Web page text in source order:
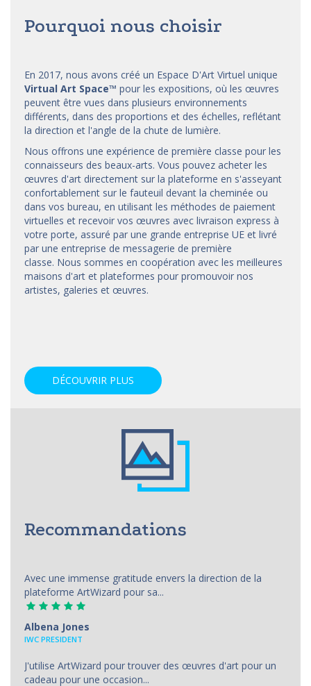
Pourquoi nous choisir
En 2017, nous avons créé un Espace D'Art Virtuel unique
Virtual Art Space™ pour les expositions, où les œuvres
peuvent être vues dans plusieurs environnements
différents, dans des proportions et des échelles, reflétant
la direction et l'angle de la chute de lumière.
Nous offrons une expérience de première classe pour les
connaisseurs des beaux-arts. Vous pouvez acheter les
œuvres d'art directement sur la plateforme en s'asseyant
confortablement sur le fauteuil devant la cheminée ou
dans vos bureau, en utilisant les méthodes de paiement
virtuelles et recevoir vos œuvres avec livraison express à
votre porte, assuré par une grande entreprise UE et livré
par une entreprise de messagerie de première
classe. Nous sommes en coopération avec les meilleures
maisons d'art et plateformes pour promouvoir nos
artistes, galeries et œuvres.
DÉCOUVRIR PLUS
Recommandations
Avec une immense gratitude envers la direction de la
plateforme ArtWizard pour sa...
Albena Jones
IWC PRESIDENT
J'utilise ArtWizard pour trouver des œuvres d'art pour un
cadeau pour une occasion...